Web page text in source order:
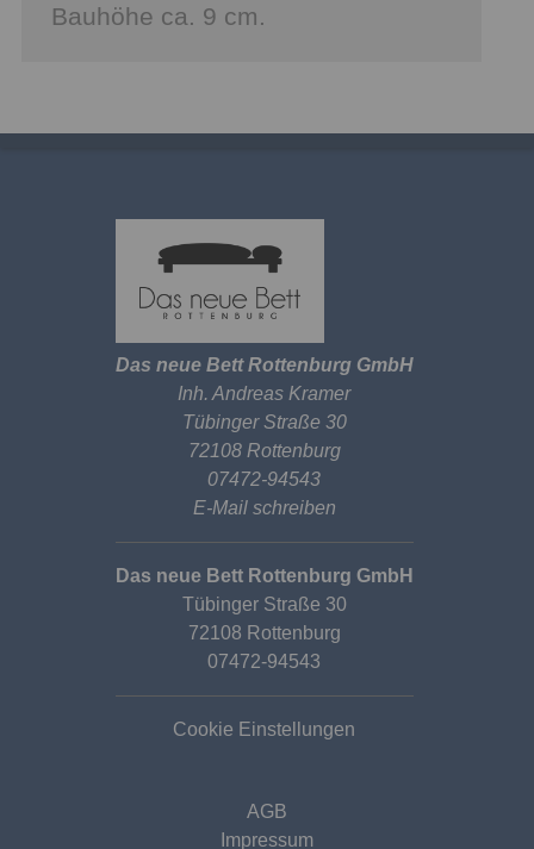
Bauhöhe ca. 9 cm.
Das neue Bett Rottenburg GmbH
Inh. Andreas Kramer
Tübinger Straße 30
72108 Rottenburg
07472-94543
E-Mail schreiben
Das neue Bett Rottenburg GmbH
Tübinger Straße 30
72108 Rottenburg
07472-94543
Cookie Einstellungen
AGB
Impressum